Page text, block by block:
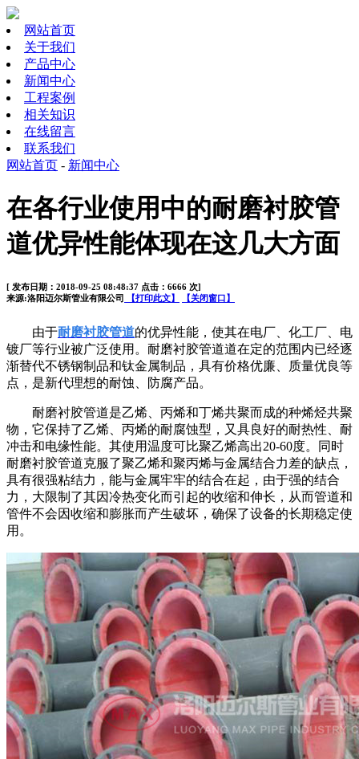
网站首页
关于我们
产品中心
新闻中心
工程案例
相关知识
在线留言
联系我们
网站首页 - 新闻中心
在各行业使用中的耐磨衬胶管
道优异性能体现在这几大方面
[ 发布日期：2018-09-25 08:48:37 点击：6666 次]
来源:洛阳迈尔斯管业有限公司
【打印此文】 【关闭窗口】
由于耐磨衬胶管道的优异性能，使其在电厂、化工厂、电
镀厂等行业被广泛使用。耐磨衬胶管道道在定的范围内已经逐
渐替代不锈钢制品和钛金属制品，具有价格优廉、质量优良等
点，是新代理想的耐蚀、防腐产品。
耐磨衬胶管道是乙烯、丙烯和丁烯共聚而成的种烯烃共聚
物，它保持了乙烯、丙烯的耐腐蚀型，又具良好的耐热性、耐
冲击和电缘性能。其使用温度可比聚乙烯高出20-60度。同时
耐磨衬胶管道克服了聚乙烯和聚丙烯与金属结合力差的缺点，
具有很强粘结力，能与金属牢牢的结合在起，由于强的结合
力，大限制了其因冷热变化而引起的收缩和伸长，从而管道和
管件不会因收缩和膨胀而产生破坏，确保了设备的长期稳定使
用。